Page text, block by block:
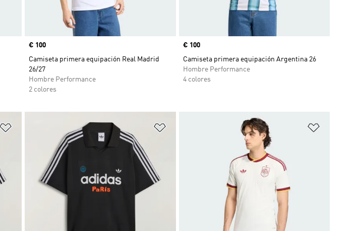
Precio
€ 100
Camiseta primera equipación Real Madrid
26/27
Hombre Performance
2 colores
Precio
€ 100
Camiseta primera equipación Argentina 26
Hombre Performance
4 colores
Añadir a la lista de deseos Añadir a la lista de deseos